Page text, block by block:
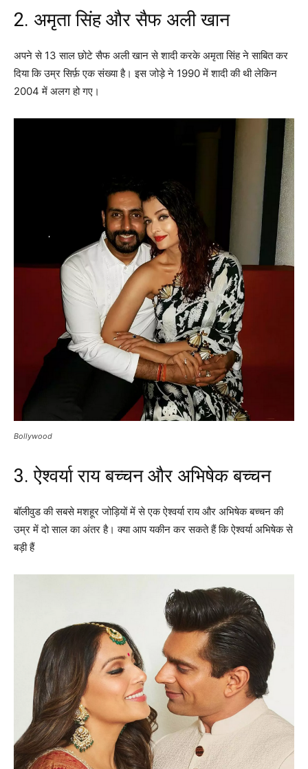
2. अमृता सिंह और सैफ अली खान
अपने से 13 साल छोटे सैफ अली खान से शादी करके अमृता सिंह ने साबित कर
दिया कि उम्र सिर्फ़ एक संख्या है। इस जोड़े ने 1990 में शादी की थी लेकिन
2004 में अलग हो गए।
Bollywood
3. ऐश्वर्या राय बच्चन और अभिषेक बच्चन
बॉलीवुड की सबसे मशहूर जोड़ियों में से एक ऐश्वर्या राय और अभिषेक बच्चन की
उम्र में दो साल का अंतर है। क्या आप यकीन कर सकते हैं कि ऐश्वर्या अभिषेक से
बड़ी हैं